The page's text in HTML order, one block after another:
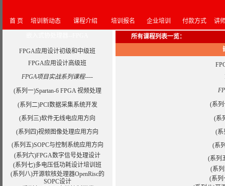
首 页 培训新动态 课程介绍 培训报名 企业培训 付款方式 讲
FPGA应用设计初级和中级班
FPGA应用设计高级班
FPGA项目实战系列课程----
(系列一)Spartan-6 FPGA 视频处理
(系列二)PCI数据采集系统开发
(系列三)软件无线电应用方向
(系列四)视频图像处理应用方向
(系列五)SOPC与控制系统应用方向
(系列六)FPGA数字信号处理设计
(系列七)多电压低功耗设计培训班
(系列八)开源软核处理器OpenRisc的
SOPC设计
所有课程列表一览：
(系列
(系
(系
(系
(系列
(系
(系列